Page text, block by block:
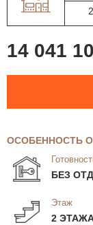
14 041
ОСОБЕННОСТЬ
БЕЗ
Этаж
2